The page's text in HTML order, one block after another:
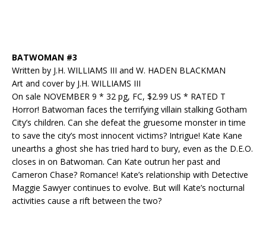
BATWOMAN #3
Written by J.H. WILLIAMS III and W. HADEN BLACKMAN
Art and cover by J.H. WILLIAMS III
On sale NOVEMBER 9 * 32 pg, FC, $2.99 US * RATED T
Horror! Batwoman faces the terrifying villain stalking Gotham
City’s children. Can she defeat the gruesome monster in time
to save the city’s most innocent victims? Intrigue! Kate Kane
unearths a ghost she has tried hard to bury, even as the D.E.O.
closes in on Batwoman. Can Kate outrun her past and
Cameron Chase? Romance! Kate’s relationship with Detective
Maggie Sawyer continues to evolve. But will Kate’s nocturnal
activities cause a rift between the two?